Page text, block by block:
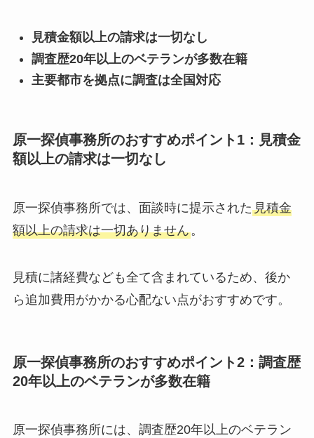
見積金額以上の請求は一切なし
調査歴20年以上のベテランが多数在籍
主要都市を拠点に調査は全国対応
原一探偵事務所のおすすめポイント1：見積金
額以上の請求は一切なし
原一探偵事務所では、面談時に提示された見積金
額以上の請求は一切ありません。
見積に諸経費なども全て含まれているため、後か
ら追加費用がかかる心配ない点がおすすめです。
原一探偵事務所のおすすめポイント2：調査歴
20年以上のベテランが多数在籍
原一探偵事務所には、調査歴20年以上のベテラン